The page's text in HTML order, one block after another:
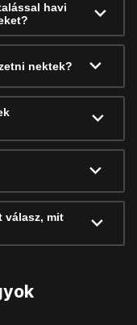
havi
nektek?
válasz, mit